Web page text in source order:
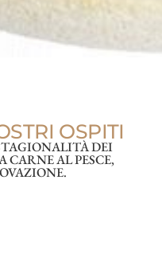
OSPITI
DEI
AL PESCE,